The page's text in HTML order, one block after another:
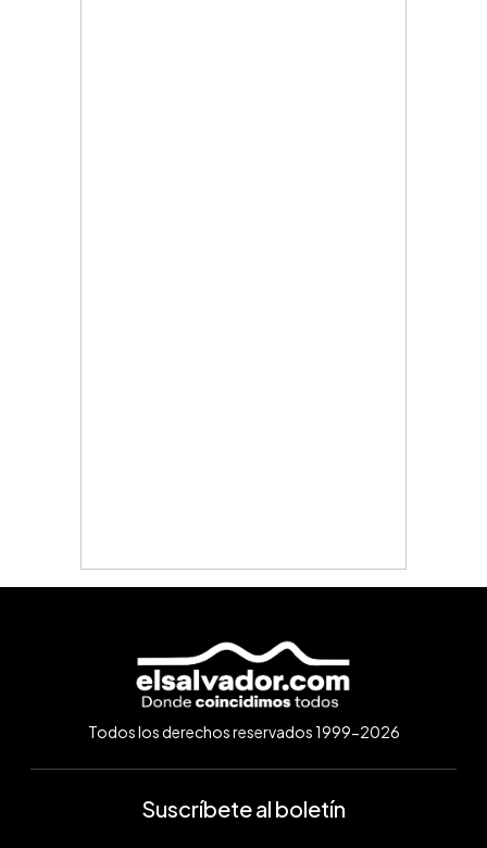
Todos los derechos reservados 1999-2026
Suscríbete al boletín